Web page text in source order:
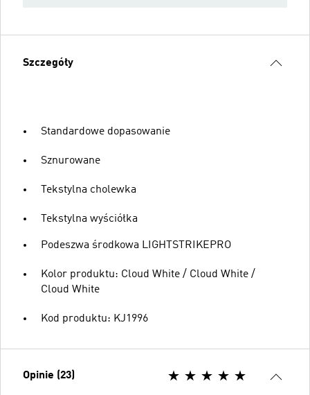
Szczegóły
Standardowe dopasowanie
Sznurowane
Tekstylna cholewka
Tekstylna wyściółka
Podeszwa środkowa LIGHTSTRIKEPRO
Kolor produktu: Cloud White / Cloud White /
Cloud White
Kod produktu: KJ1996
Opinie (23)